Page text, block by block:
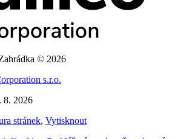
© 2026
s.r.o.
8. 2026
stránek, Vytisknout